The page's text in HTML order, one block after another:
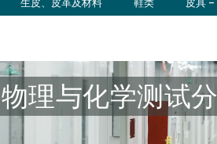
生皮、皮革及材料 鞋类 皮具 –
物理与化学测试